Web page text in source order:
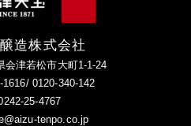
造株式会社
会津若松市大町1-1-24
0120-340-142
25-4767
tenpo.co.jp